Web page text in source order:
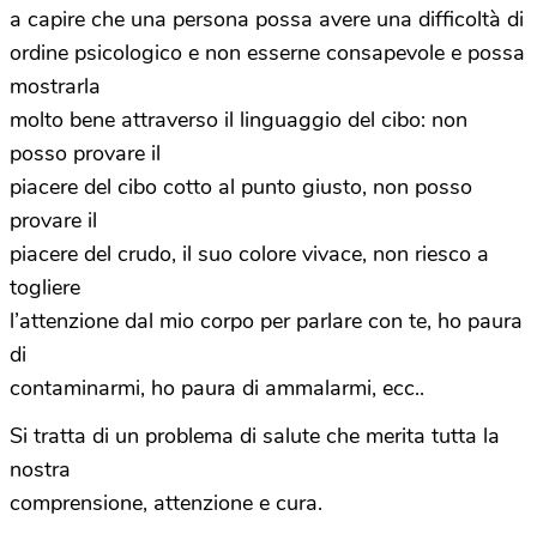
a capire che una persona possa avere una difficoltà di
ordine psicologico e non esserne consapevole e possa
mostrarla
molto bene attraverso il linguaggio del cibo: non
posso provare il
piacere del cibo cotto al punto giusto, non posso
provare il
piacere del crudo, il suo colore vivace, non riesco a
togliere
l’attenzione dal mio corpo per parlare con te, ho paura
di
contaminarmi, ho paura di ammalarmi, ecc..
Si tratta di un problema di salute che merita tutta la
nostra
comprensione, attenzione e cura.